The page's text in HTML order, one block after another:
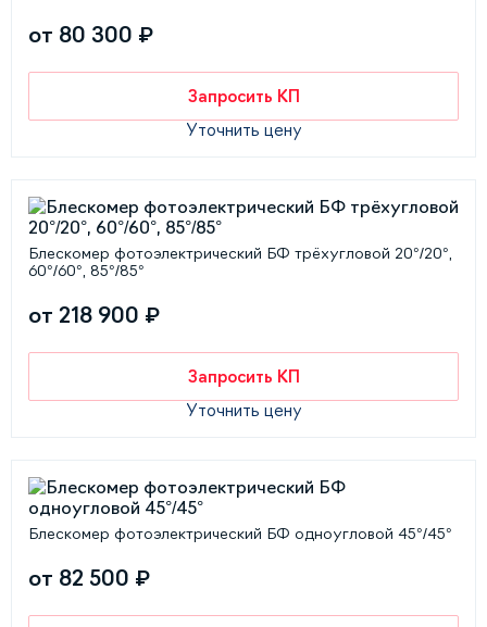
от 80 300 ₽
Запросить КП
Уточнить цену
Блескомер фотоэлектрический БФ трёхугловой 20°/20°,
60°/60°, 85°/85°
от 218 900 ₽
Запросить КП
Уточнить цену
Блескомер фотоэлектрический БФ одноугловой 45°/45°
от 82 500 ₽